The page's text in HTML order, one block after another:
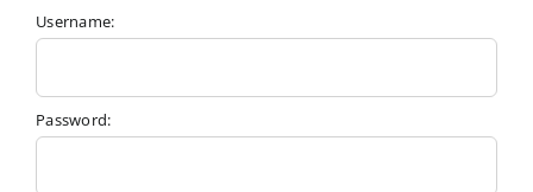
Username:
Password: